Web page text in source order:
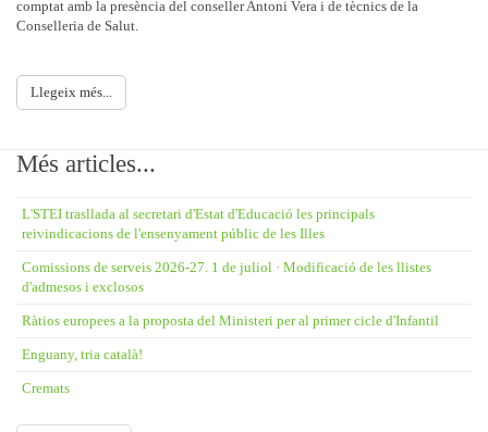
comptat amb la presència del conseller Antoni Vera i de tècnics de la
Conselleria de Salut.
Llegeix més...
Més articles...
L'STEI trasllada al secretari d'Estat d'Educació les principals
reivindicacions de l'ensenyament públic de les Illes
Comissions de serveis 2026-27. 1 de juliol · Modificació de les llistes
d'admesos i exclosos
Ràtios europees a la proposta del Ministeri per al primer cicle d'Infantil
Enguany, tria català!
Cremats